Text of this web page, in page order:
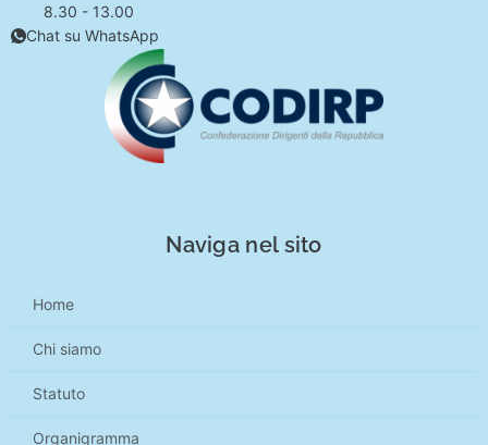
8.30 - 13.00
Chat su WhatsApp
Naviga nel sito
Home
Chi siamo
Statuto
Organigramma